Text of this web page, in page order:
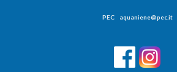
PEC aquaniene@pec.it